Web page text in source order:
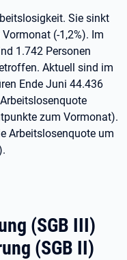
Sie sinkt
(-1,2%). Im
1.742 Personen
Aktuell sind im
Ende Juni 44.436
zum Vormonat).
Arbeitslosenquote um
(SGB III)
(SGB II)